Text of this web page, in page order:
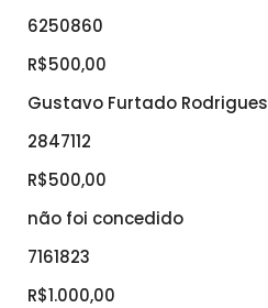
6250860
R$500,00
Gustavo Furtado Rodrigues
2847112
R$500,00
não foi concedido
7161823
R$1.000,00